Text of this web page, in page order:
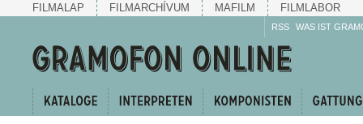
FILMALAP FILMARCHÍVUM MAFILM FILMLABOR
RSS WAS IST